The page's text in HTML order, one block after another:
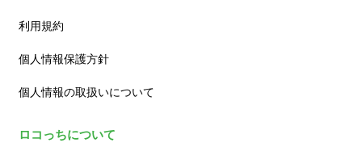
利用規約
個人情報保護方針
個人情報の取扱いについて
ロコっちについて